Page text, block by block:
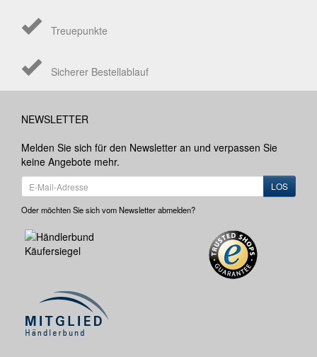
Treuepunkte
Sicherer Bestellablauf
NEWSLETTER
Melden Sie sich für den Newsletter an und verpassen Sie
keine Angebote mehr.
LOS
Oder möchten Sie sich vom Newsletter abmelden?